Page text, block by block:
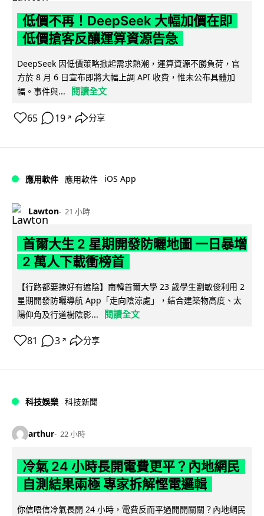
低價不再！DeepSeek 大幅加價在即
低價搶客反釀運算資源告急
DeepSeek 因低價策略掀起需求熱潮，運算資源不勝負荷，官
方於 8 月 6 日宣布即將大幅上調 API 收費，惟未公布具體加
幅。事件與...
閱讀全文
65 19 ↗ 分享
應用軟件 應用軟件 iOS App
Lawton 21 小時
首爾大生 2 星期開發防曬地圖 一日暴增
2 萬人下載衝榜首
【行路都要揀好有遮陰】南韓首爾大學 23 歲學生劉敏俊利用 2
星期開發防曬導航 App「走向陰涼處」，結合建築物高度、太
陽仰角及行道樹陰影...
閱讀全文
81 3 ↗ 分享
科技娛樂 科技新聞
arthur 22 小時
冷氣 24 小時長開電費更平？內地網民
自測結果兩極 專家拆解慳電邏輯
你信唔信冷氣長開 24 小時，電費反而平過開開關關？內地網民